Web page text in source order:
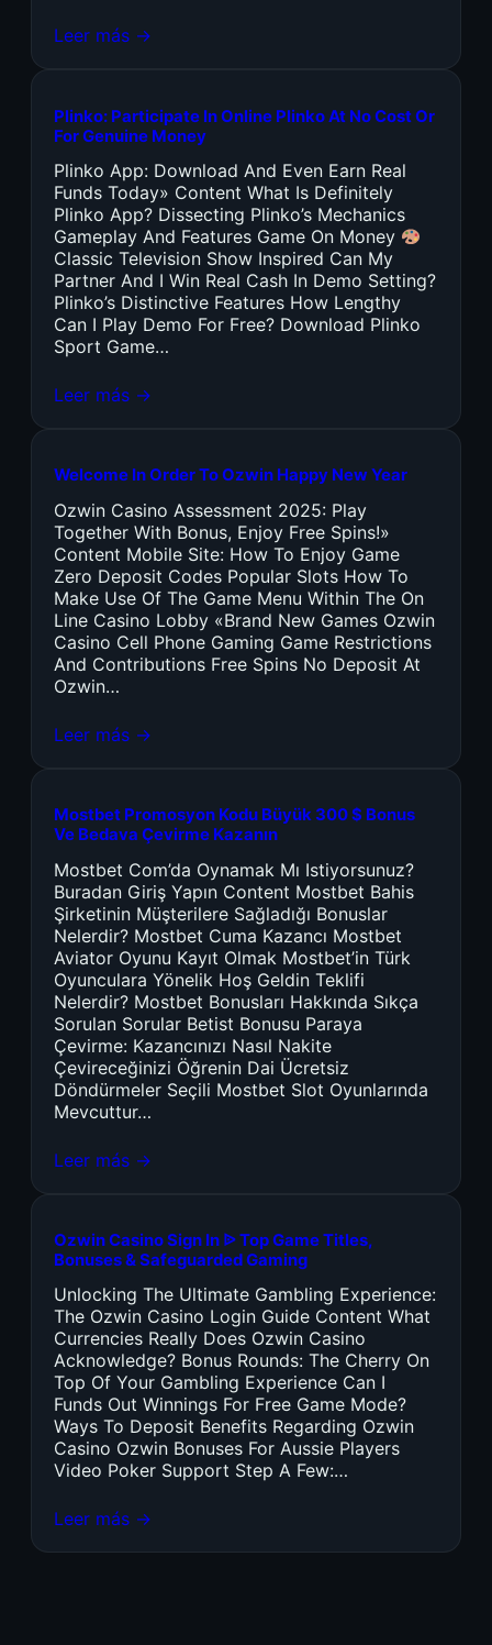
Leer más →
Plinko: Participate In Online Plinko At No Cost Or
For Genuine Money
Plinko App: Download And Even Earn Real
Funds Today» Content What Is Definitely
Plinko App? Dissecting Plinko’s Mechanics
Gameplay And Features Game On Money
Classic Television Show Inspired Can My
Partner And I Win Real Cash In Demo Setting?
Plinko’s Distinctive Features How Lengthy
Can I Play Demo For Free? Download Plinko
Sport Game…
Leer más →
Welcome In Order To Ozwin Happy New Year
Ozwin Casino Assessment 2025: Play
Together With Bonus, Enjoy Free Spins!»
Content Mobile Site: How To Enjoy Game
Zero Deposit Codes Popular Slots How To
Make Use Of The Game Menu Within The On
Line Casino Lobby «Brand New Games Ozwin
Casino Cell Phone Gaming Game Restrictions
And Contributions Free Spins No Deposit At
Ozwin…
Leer más →
Mostbet Promosyon Kodu Büyük 300 $ Bonus
Ve Bedava Çevirme Kazanın
Mostbet Com’da Oynamak Mı Istiyorsunuz?
Buradan Giriş Yapın Content Mostbet Bahis
Şirketinin Müşterilere Sağladığı Bonuslar
Nelerdir? Mostbet Cuma Kazancı Mostbet
Aviator Oyunu Kayıt Olmak Mostbet’in Türk
Oyunculara Yönelik Hoş Geldin Teklifi
Nelerdir? Mostbet Bonusları Hakkında Sıkça
Sorulan Sorular Betist Bonusu Paraya
Çevirme: Kazancınızı Nasıl Nakite
Çevireceğinizi Öğrenin Dai Ücretsiz
Döndürmeler Seçili Mostbet Slot Oyunlarında
Mevcuttur…
Leer más →
Ozwin Casino Sign In ᐉ Top Game Titles,
Bonuses & Safeguarded Gaming
Unlocking The Ultimate Gambling Experience:
The Ozwin Casino Login Guide Content What
Currencies Really Does Ozwin Casino
Acknowledge? Bonus Rounds: The Cherry On
Top Of Your Gambling Experience Can I
Funds Out Winnings For Free Game Mode?
Ways To Deposit Benefits Regarding Ozwin
Casino Ozwin Bonuses For Aussie Players
Video Poker Support Step A Few:…
Leer más →